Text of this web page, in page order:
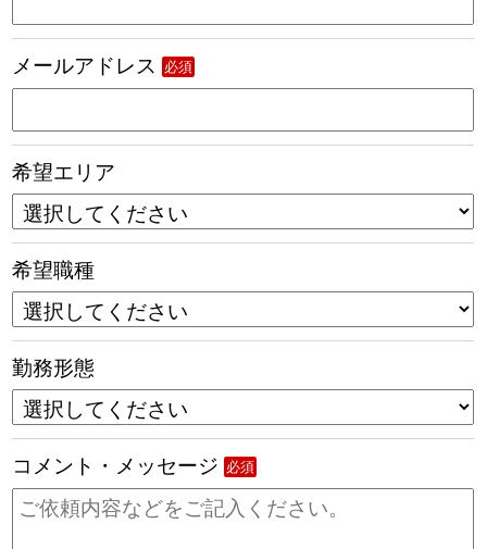
メールアドレス 必須
希望エリア
希望職種
勤務形態
コメント・メッセージ 必須